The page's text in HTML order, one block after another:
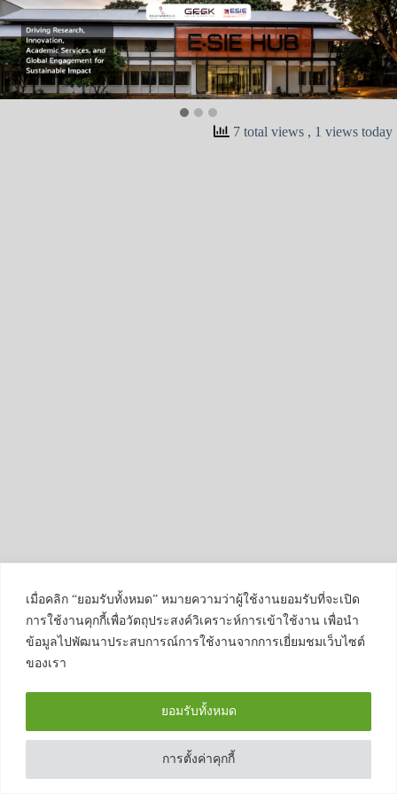
เมื่อคลิก “ยอมรับทั้งหมด” หมายความว่าผู้ใช้งานยอมรับที่จะเปิด
การใช้งานคุกกี้เพื่อวัตถุประสงค์วิเคราะห์การเข้าใช้งาน เพื่อนำ
ข้อมูลไปพัฒนาประสบการณ์การใช้งานจากการเยี่ยมชมเว็บไซต์
ของเรา
การตั้งค่าคุกกี้
ยอมรับทั้งหมด
7 total views , 1 views today